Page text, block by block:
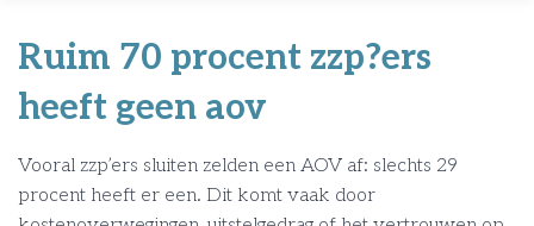
Ruim 70 procent zzp?ers
heeft geen aov
Vooral zzp’ers sluiten zelden een AOV af: slechts 29
procent heeft er een. Dit komt vaak door